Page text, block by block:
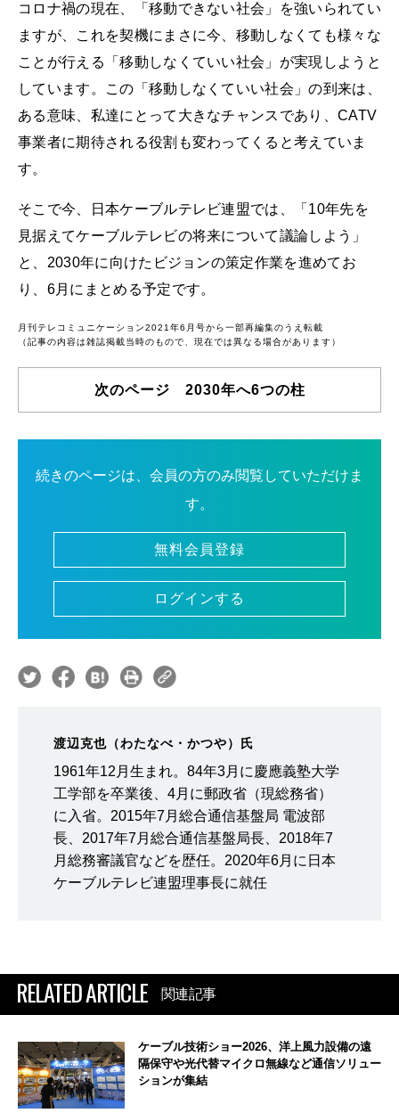
コロナ禍の現在、「移動できない社会」を強いられてい
ますが、これを契機にまさに今、移動しなくても様々な
ことが行える「移動しなくていい社会」が実現しようと
しています。この「移動しなくていい社会」の到来は、
ある意味、私達にとって大きなチャンスであり、CATV
事業者に期待される役割も変わってくると考えていま
す。
そこで今、日本ケーブルテレビ連盟では、「10年先を
見据えてケーブルテレビの将来について議論しよう」
と、2030年に向けたビジョンの策定作業を進めてお
り、6月にまとめる予定です。
月刊テレコミュニケーション2021年6月号から一部再編集のうえ転載
（記事の内容は雑誌掲載当時のもので、現在では異なる場合があります）
次のページ 2030年へ6つの柱
続きのページは、会員の方のみ閲覧していただけま
す。
無料会員登録
ログインする
渡辺克也（わたなべ・かつや）氏
1961年12月生まれ。84年3月に慶應義塾大学
工学部を卒業後、4月に郵政省（現総務省）
に入省。2015年7月総合通信基盤局 電波部
長、2017年7月総合通信基盤局長、2018年7
月総務審議官などを歴任。2020年6月に日本
ケーブルテレビ連盟理事長に就任
RELATED ARTICLE 関連記事
ケーブル技術ショー2026、洋上風力設備の遠
隔保守や光代替マイクロ無線など通信ソリュー
ションが集結